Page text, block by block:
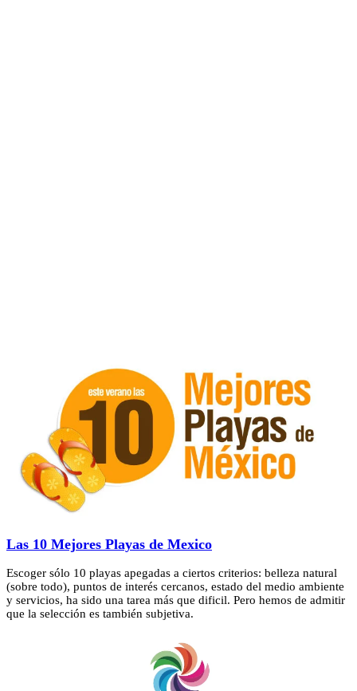
Las 10 Mejores Playas de Mexico
Escoger sólo 10 playas apegadas a ciertos criterios: belleza natural
(sobre todo), puntos de interés cercanos, estado del medio ambiente
y servicios, ha sido una tarea más que dificil. Pero hemos de admitir
que la selección es también subjetiva.